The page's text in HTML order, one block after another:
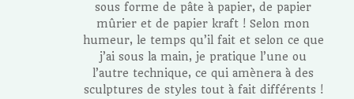
sous forme de pâte à papier, de papier
mûrier et de papier kraft ! Selon mon
humeur, le temps qu’il fait et selon ce que
j’ai sous la main, je pratique l’une ou
l’autre technique, ce qui amènera à des
sculptures de styles tout à fait différents !